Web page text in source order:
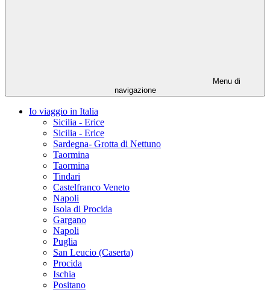
Menu di
navigazione
Io viaggio in Italia
Sicilia - Erice
Sicilia - Erice
Sardegna- Grotta di Nettuno
Taormina
Taormina
Tindari
Castelfranco Veneto
Napoli
Isola di Procida
Gargano
Napoli
Puglia
San Leucio (Caserta)
Procida
Ischia
Positano